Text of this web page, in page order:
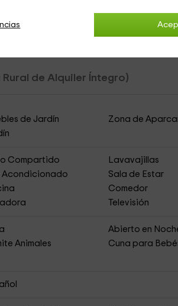
Rural de Alquiler Íntegro)
de Jardín
Zona de
Compartido
Lavavajillas
Acondicionado
Sala de Estar
Comedor
Televisión
Abierto en
Animales
Cuna para